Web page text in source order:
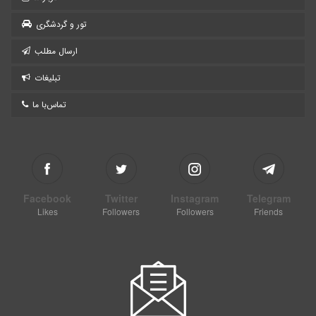
غارنوردان ایرانی، به غار خیلی آشنا هستند. یکی از آنها یوسف سورنی
نیا است که از کلوپ کوهنوردی کرمانشاه است. او تاکنون ۳۲ سفر بهتور و گردشگری
ارسال مطلب
تبلیغات
تماس‌با ما
Facebook
Likes
Twitter
Followers
Instagram
Followers
Telegram
Friends